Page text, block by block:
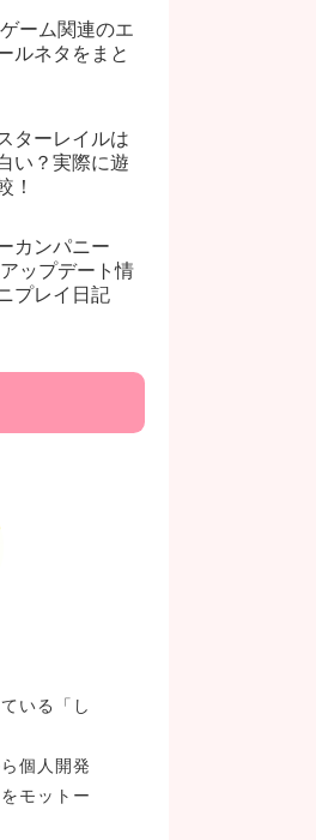
ーム関連のエ
ルネタをまと
ターレイルは
い？実際に遊
！
カンパニー
ップデート情
プレイ日記
いる「し
個人開発
モットー